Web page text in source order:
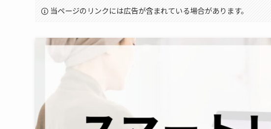
当ページのリンクには広告が含まれている場合があります。